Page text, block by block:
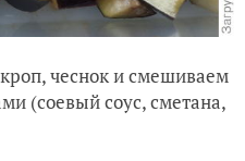
чеснок и смешиваем
(соевый соус, сметана,